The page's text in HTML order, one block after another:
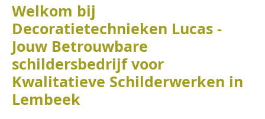
Welkom bij
Decoratietechnieken Lucas -
Jouw Betrouwbare
schildersbedrijf voor
Kwalitatieve Schilderwerken in
Lembeek